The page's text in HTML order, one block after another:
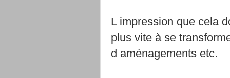
L impression que cela
plus vite à se
d aménagements etc.